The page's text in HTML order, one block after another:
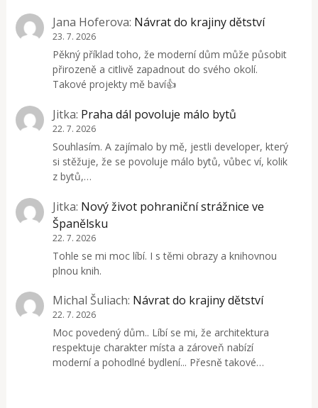
Jana Hoferova: Návrat do krajiny dětství
23. 7. 2026
Pěkný příklad toho, že moderní dům může působit
přirozeně a citlivě zapadnout do svého okolí.
Takové projekty mě baví👍
Jitka: Praha dál povoluje málo bytů
22. 7. 2026
Souhlasím. A zajímalo by mě, jestli developer, který
si stěžuje, že se povoluje málo bytů, vůbec ví, kolik
z bytů,…
Jitka: Nový život pohraniční strážnice ve
Španělsku
22. 7. 2026
Tohle se mi moc líbí. I s těmi obrazy a knihovnou
plnou knih.
Michal Šuliach: Návrat do krajiny dětství
22. 7. 2026
Moc povedený dům.. Líbí se mi, že architektura
respektuje charakter místa a zároveň nabízí
moderní a pohodlné bydlení... Přesně takové…